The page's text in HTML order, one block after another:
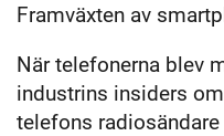
Framväxten av
När telefonerna blev
industrins insiders
telefons